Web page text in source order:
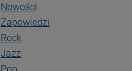
Nowości
Zapowiedzi
Rock
Jazz